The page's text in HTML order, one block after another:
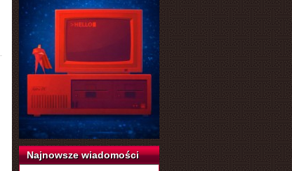
Najnowsze wiadomości